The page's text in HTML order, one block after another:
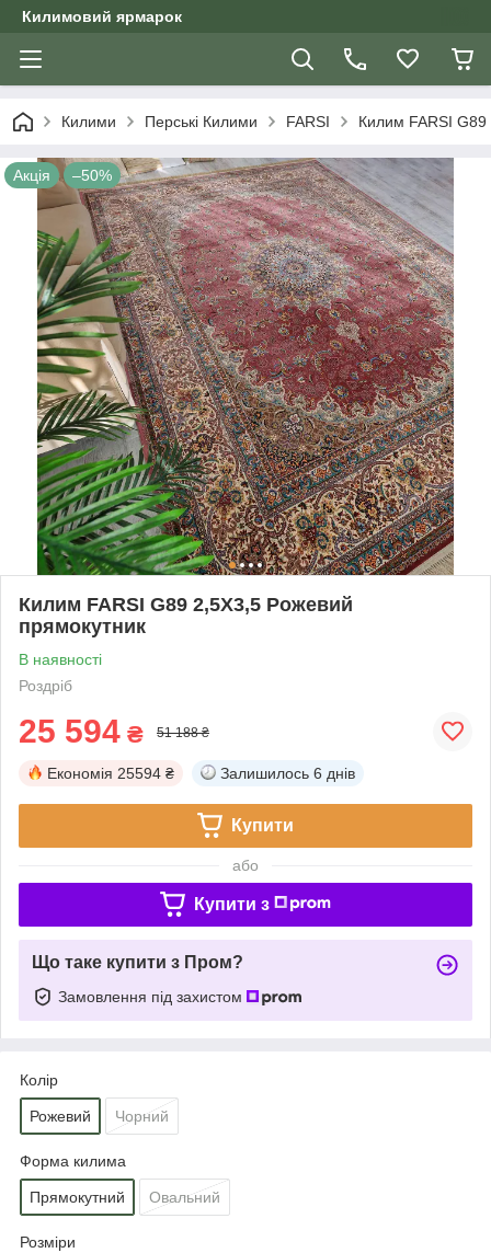
Килимовий ярмарок
Килими Перські Килими FARSI Килим FARSI
Акція –50%
Килим FARSI G89 2,5Х3,5 Рожевий
прямокутник
В наявності
Роздріб
25 594 ₴ 51 188 ₴
Економія 25594 ₴ Залишилось 6 днів
Купити
або
Купити з
Що таке купити з Пром?
Замовлення під захистом
Колір
Рожевий Чорний
Форма килима
Прямокутний Овальний
Розміри